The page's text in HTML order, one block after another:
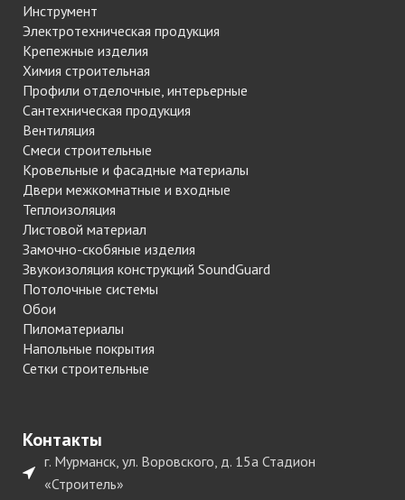
Инструмент
Электротехническая продукция
Крепежные изделия
Химия строительная
Профили отделочные, интерьерные
Сантехническая продукция
Вентиляция
Смеси строительные
Кровельные и фасадные материалы
Двери межкомнатные и входные
Теплоизоляция
Листовой материал
Замочно-скобяные изделия
Звукоизоляция конструкций SoundGuard
Потолочные системы
Обои
Пиломатериалы
Напольные покрытия
Сетки строительные
Контакты
г. Мурманск, ул. Воровского, д. 15а Стадион
«Строитель»